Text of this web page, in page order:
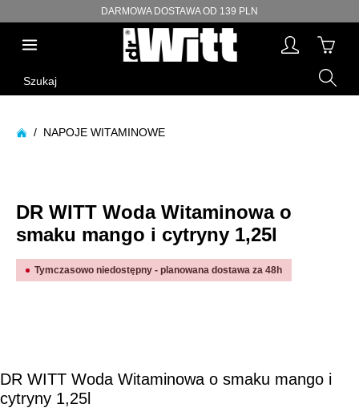
DARMOWA DOSTAWA OD 139 PLN
Szukaj
/ NAPOJE WITAMINOWE
DR WITT Woda Witaminowa o
smaku mango i cytryny 1,25l
Tymczasowo niedostępny - planowana dostawa za 48h
DR WITT Woda Witaminowa o smaku mango i
cytryny 1,25l